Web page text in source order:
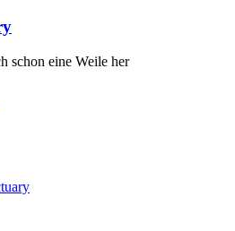
schon eine Weile her